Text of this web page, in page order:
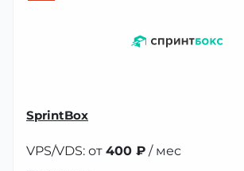
SprintBox
VPS/VDS: от 400 ₽ / мес